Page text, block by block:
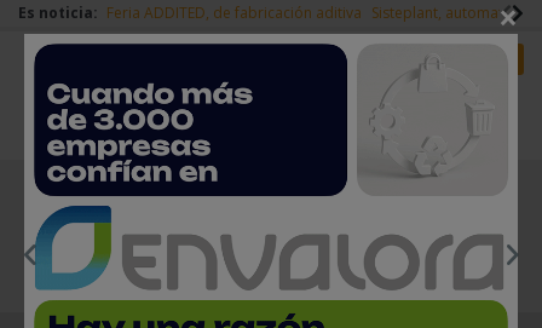
Es noticia: Feria ADDITED, de fabricación aditiva Sisteplant,
Redes Sociales Login empresas
EMPRESAS PREMIUM
×